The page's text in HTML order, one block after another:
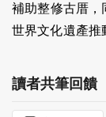
補助整修古厝，
世界文化遺產推
讀者共筆回饋